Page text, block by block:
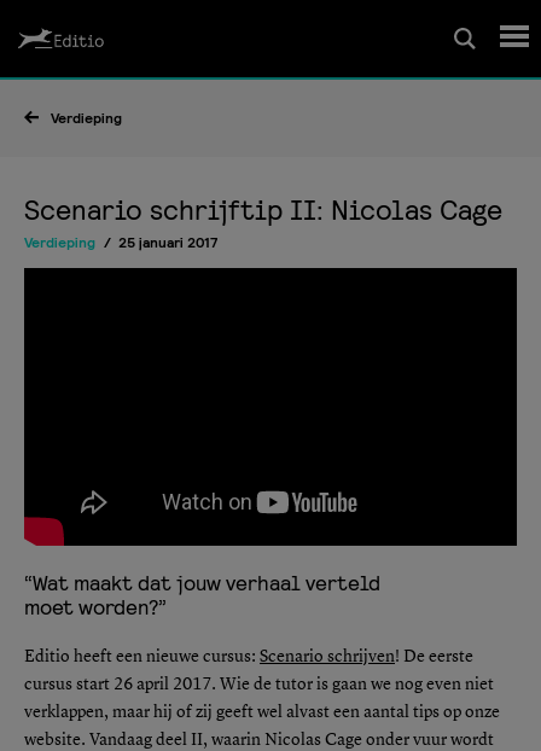
Wedstrijd
Mijn Editio
Verdieping
Scenario schrijftip II: Nicolas Cage
Verdieping 25 januari 2017
“Wat maakt dat jouw verhaal verteld
moet worden?”
Editio heeft een nieuwe cursus: Scenario schrijven! De eerste
cursus start 26 april 2017. Wie de tutor is gaan we nog even niet
verklappen, maar hij of zij geeft wel alvast een aantal tips op onze
website. Vandaag deel II, waarin Nicolas Cage onder vuur wordt